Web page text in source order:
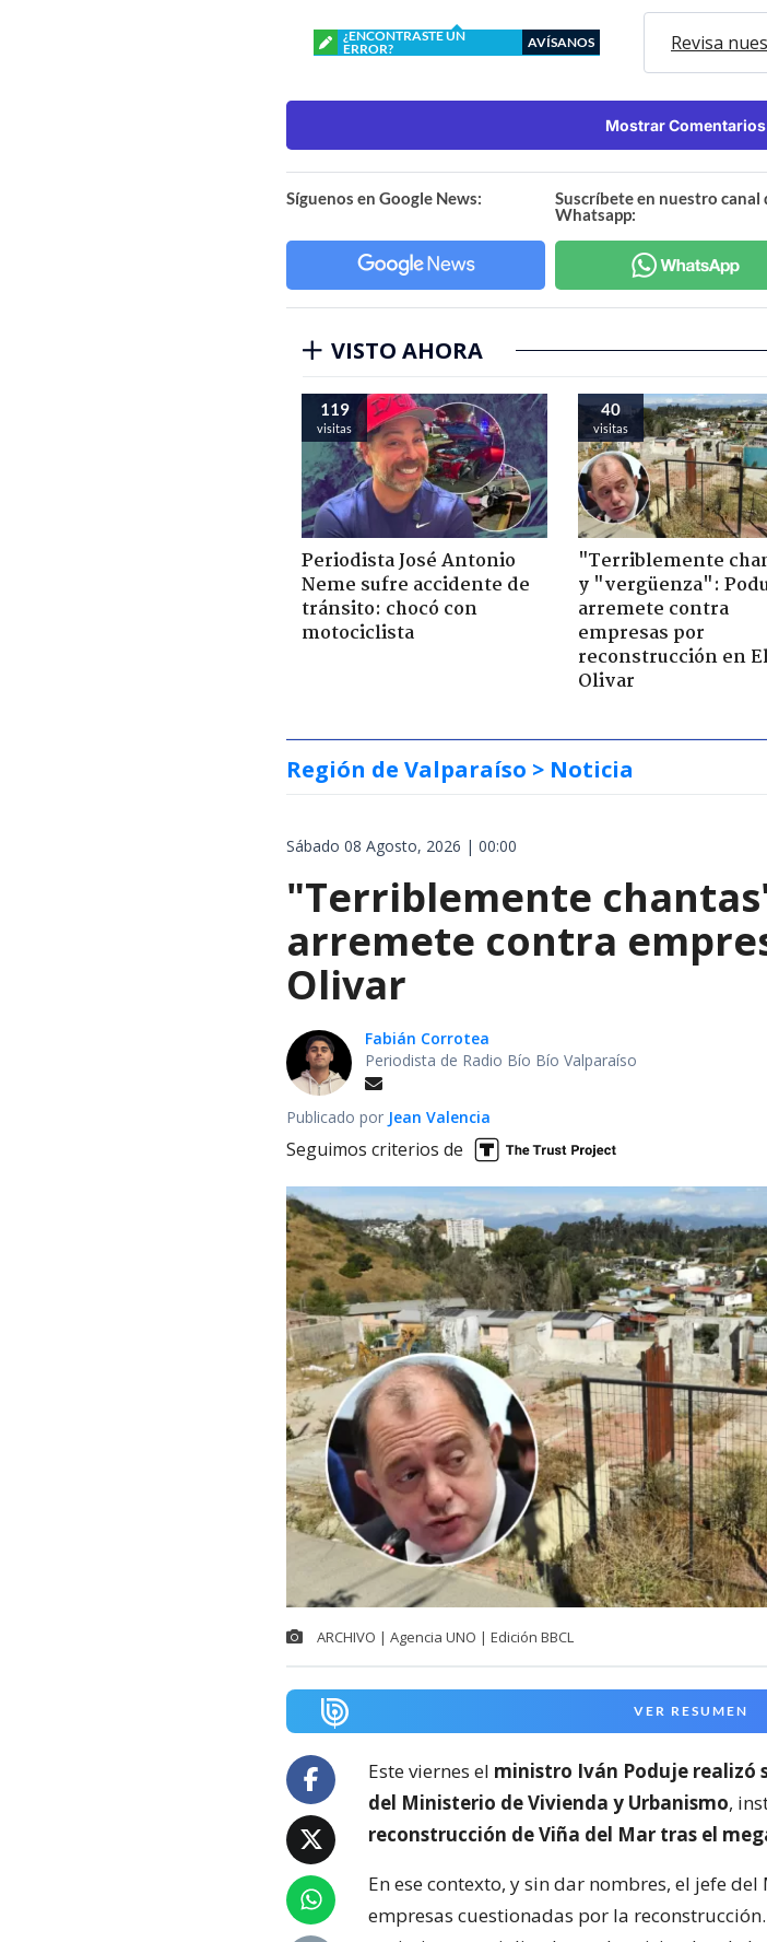
¿ENCONTRASTE UN
ERROR?
AVÍSANOS Revisa
Mostrar Comentarios
Síguenos en Google News:
Suscríbete en nuestro canal
Whatsapp:
VISTO AHORA
119
visitas
Periodista José Antonio
Neme sufre accidente de
tránsito: chocó con
motociclista
40
visitas
"Terriblemente
y "vergüenza":
arremete contra
empresas por
reconstrucción en
Olivar
Región de Valparaíso > Noticia
Sábado 08 Agosto, 2026 | 00:00
"Terriblemente
arremete contra
Olivar
Fabián Corrotea
Periodista de Radio Bío Bío Valparaíso
Publicado por Jean Valencia
Seguimos criterios de
ARCHIVO | Agencia UNO | Edición BBCL
VER RESUMEN
Este viernes el ministro Iván Poduje realizó
del Ministerio de Vivienda y Urbanismo,
reconstrucción de Viña del Mar tras el
En ese contexto, y sin dar nombres, el jefe
empresas cuestionadas por la